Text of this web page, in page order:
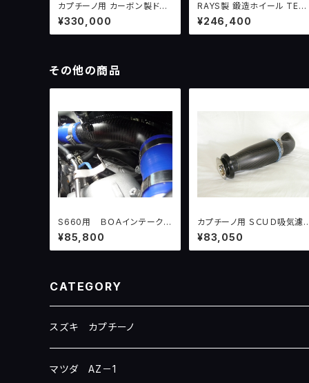
カプチーノ用 カーボン製ドア
パネル（両側）
¥330,000
RAYS製 鍛造ホイール
ブロンズ 限定生産品 6.0J-1
4 +38 114.3 4H
¥246,400
その他の商品
S660用 ＢＯＡインテークパ
イプ Ｘ７
¥85,800
カプチーノ用 ＳＣＵＤ吸気濾
過システム version２ （１
００ＰＳ〜）
¥83,050
CATEGORY
スズキ カプチーノ
マツダ AZ－1